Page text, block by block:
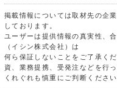
掲載情報については取材先の企
しております。
ユーザーは提供情報の真実性、
（イシン株式会社）は
何ら保証しないことをご了承く
資、業務提携、受発注などを行
くれぐれも慎重にご判断ください